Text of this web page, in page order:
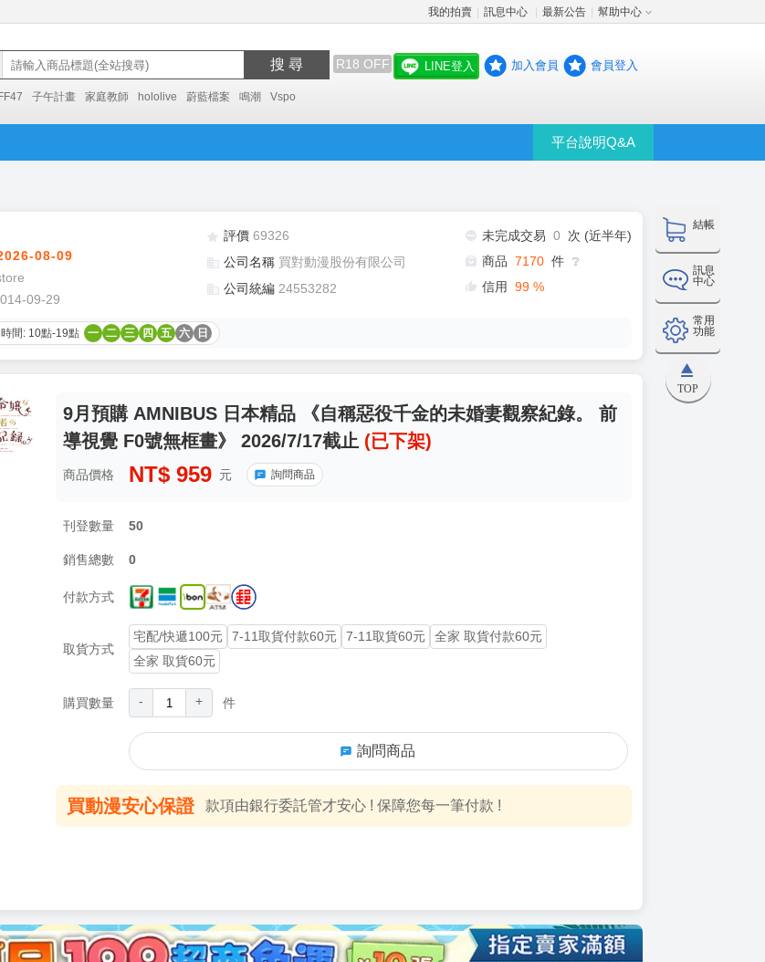
我的拍賣 訊息中心 最新公告 幫助中心
搜 尋 R18 OFF
子午計畫 家庭教師 hololive 蔚藍檔案 鳴潮 Vspo
LINE登入 加入會員 會員登入
平台說明Q&A
結帳
訊息
中心
常用
功能
TOP
08-09
09-29
評價 69326
公司名稱 買對動漫股份有限公司
公司統編 24553282
未完成交易 0
次 (近半年)
商品 7170 件 ❔
信用 99 %
間: 10點-19點 一 二 三 四 五 六 日
9月預購 AMNIBUS 日本精品 《自稱惡役千金的未婚妻觀察紀錄。 前
導視覺 F0號無框畫》 2026/7/17截止 (已下架)
商品價格 NT$ 959 元 詢問商品
刊登數量 50
銷售總數 0
付款方式
取貨方式
宅配/快遞100元 7-11取貨付款60元 7-11取貨60元
全家 取貨付款60元
全家 取貨60元
購買數量 - + 件
詢問商品
買動漫安心保證 款項由銀行委託管才安心 ! 保障您每一筆付款 !